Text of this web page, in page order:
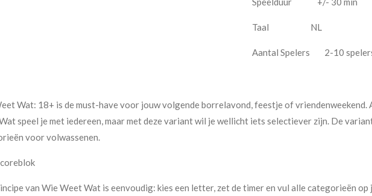
Taal NL
Aantal Spelers 2-10
Wat: 18+ is de must-have voor jouw volgende borrelavond, feestje of vriendenweekend.
speel je met iedereen, maar met deze variant wil je wellicht iets selectiever zijn. De
voor volwassenen.
van Wie Weet Wat is eenvoudig: kies een letter, zet de timer en vul alle categorieën op